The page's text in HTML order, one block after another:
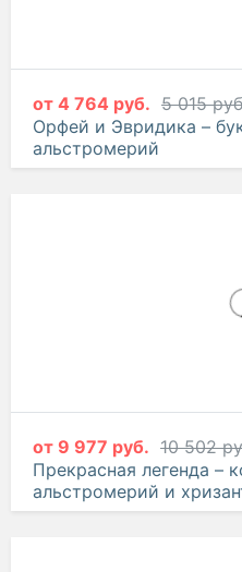
от 4 764 руб. 5 015
Орфей и Эвридика –
альстромерий
от 9 977 руб. 10 502
Прекрасная легенда –
альстромерий и